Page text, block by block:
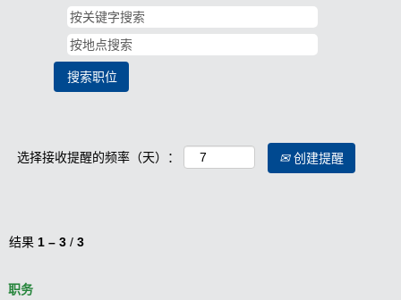
选择接收提醒的频率（天）： 创建提醒
结果 1 – 3 / 3
职务